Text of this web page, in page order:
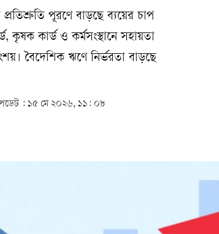
প্রতিশ্রুতি পূরণে বাড়ছে ব্যয়ের চাপ
কৃষক কার্ড ও কর্মসংস্থানে সহায়তা
বৈদেশিক ঋণে নির্ভরতা বাড়ছে
: ১৫ মে ২০২৬, ১১: ০৮